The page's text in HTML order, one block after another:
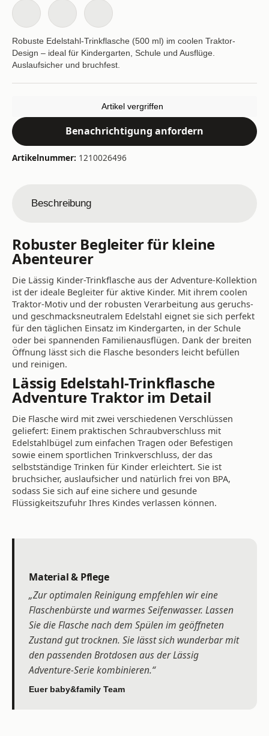
Robuste Edelstahl-Trinkflasche (500 ml) im coolen Traktor-
Design – ideal für Kindergarten, Schule und Ausflüge.
Auslaufsicher und bruchfest.
Artikel vergriffen
Benachrichtigung anfordern
Artikelnummer: 1210026496
Beschreibung
Robuster Begleiter für kleine
Abenteurer
Die Lässig Kinder-Trinkflasche aus der Adventure-Kollektion
ist der ideale Begleiter für aktive Kinder. Mit ihrem coolen
Traktor-Motiv und der robusten Verarbeitung aus geruchs-
und geschmacksneutralem Edelstahl eignet sie sich perfekt
für den täglichen Einsatz im Kindergarten, in der Schule
oder bei spannenden Familienausflügen. Dank der breiten
Öffnung lässt sich die Flasche besonders leicht befüllen
und reinigen.
Lässig Edelstahl-Trinkflasche
Adventure Traktor im Detail
Die Flasche wird mit zwei verschiedenen Verschlüssen
geliefert: Einem praktischen Schraubverschluss mit
Edelstahlbügel zum einfachen Tragen oder Befestigen
sowie einem sportlichen Trinkverschluss, der das
selbstständige Trinken für Kinder erleichtert. Sie ist
bruchsicher, auslaufsicher und natürlich frei von BPA,
sodass Sie sich auf eine sichere und gesunde
Flüssigkeitszufuhr Ihres Kindes verlassen können.
Material & Pflege
„Zur optimalen Reinigung empfehlen wir eine
Flaschenbürste und warmes Seifenwasser. Lassen
Sie die Flasche nach dem Spülen im geöffneten
Zustand gut trocknen. Sie lässt sich wunderbar mit
den passenden Brotdosen aus der Lässig
Adventure-Serie kombinieren.“
Euer baby&family Team